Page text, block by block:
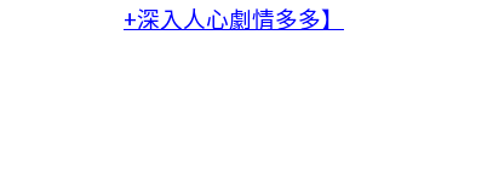
+深入人心劇情多多】